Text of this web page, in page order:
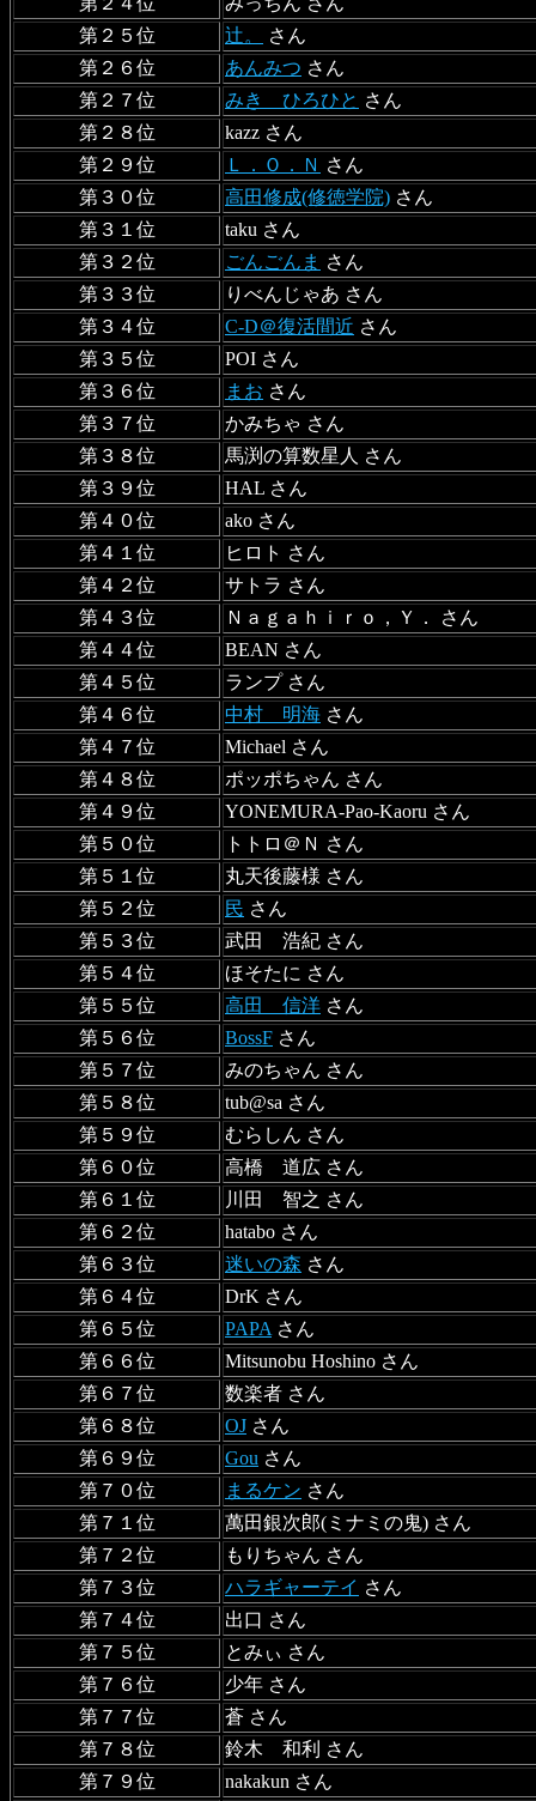
第２５位
辻。
さん
第２６位
あんみつ さん
第２７位
みき ひろひと さん
第２８位
kazz さん
第２９位
Ｌ．Ｏ．Ｎ さん
第３０位
高田修成(修徳学院) さん
第３１位
taku さん
第３２位
ごんごんま さん
第３３位
りべんじゃあ さん
第３４位
C-D＠復活間近 さん
第３５位
POI さん
第３６位
まお さん
第３７位
かみちゃ さん
第３８位
馬渕の算数星人 さん
第３９位
HAL さん
第４０位
ako さん
第４１位
ヒロト さん
第４２位
サトラ さん
第４３位
Ｎａｇａｈｉｒｏ，Ｙ． さん
第４４位
BEAN さん
第４５位
ランプ さん
第４６位
中村 明海 さん
第４７位
Michael さん
第４８位
ポッポちゃん さん
第４９位
YONEMURA-Pao-Kaoru さん
第５０位
トトロ＠Ｎ さん
第５１位
丸天後藤様 さん
第５２位
民 さん
第５３位
武田 浩紀 さん
第５４位
ほそたに さん
第５５位
高田 信洋 さん
第５６位
BossF さん
第５７位
みのちゃん さん
第５８位
tub@sa さん
第５９位
むらしん さん
第６０位
高橋 道広 さん
第６１位
川田 智之 さん
第６２位
hatabo さん
第６３位
迷いの森 さん
第６４位
DrK さん
第６５位
PAPAさん
第６６位
Mitsunobu Hoshino さん
第６７位
数楽者 さん
第６８位
OJ さん
第６９位
Gou さん
第７０位
まるケン さん
第７１位
萬田銀次郎(ミナミの鬼) さん
第７２位
もりちゃん さん
第７３位
ハラギャーテイ さん
第７４位
出口 さん
第７５位
とみぃ さん
第７６位
少年 さん
第７７位
蒼 さん
第７８位
鈴木 和利 さん
第７９位
nakakun さん